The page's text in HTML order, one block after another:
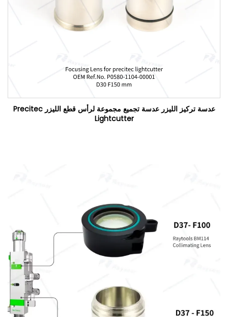
عدسة تركيز الليزر عدسة تجميع مجموعة لرأس قطع الليزر Precitec
Lightcutter